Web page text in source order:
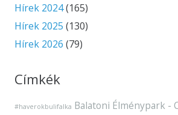
Hírek 2024(165)
Hírek 2025 (130)
Hírek 2026 (79)
Címkék
#haverokbulifalka Balatoni Élménypark -